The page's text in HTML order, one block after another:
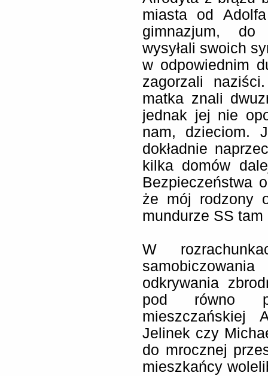
miasta od
gimnazjum, do
wysyłali swoich
w odpowiednim
zagorzali
matka znali
jednak jej nie
nam, dzieciom.
dokładnie
kilka domów
Bezpieczeństwa
że mój rodzony
mundurze SS tam
W
odkrywania
pod równo
mieszczańskiej
Jelinek czy
do mrocznej
mieszkańcy